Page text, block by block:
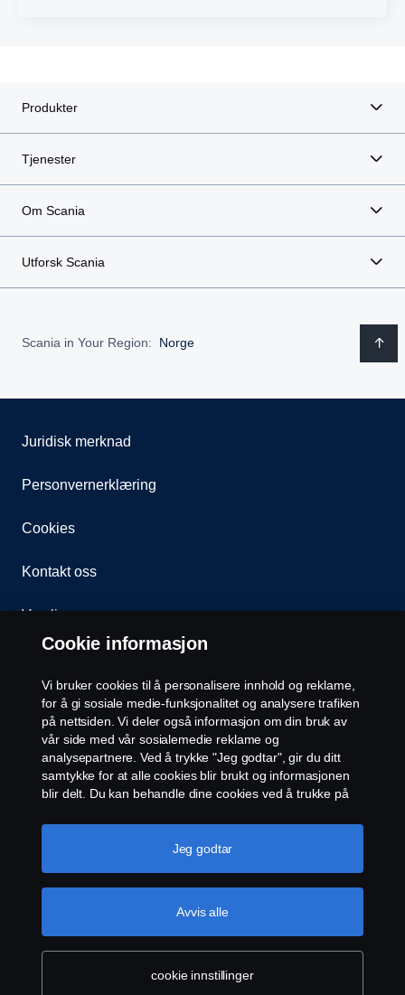
Produkter
Tjenester
Om Scania
Utforsk Scania
Scania in Your Region: Norge
Juridisk merknad
Personvernerklæring
Cookies
Kontakt oss
Varsling
Etiske retningslinjer for leverandører
Cookie-innstillinger
143 Skøyen, 0277 Oslo Telefon: 22 06 45 00 epost:
sno.info@scania.com. Fakturaadresse:
invoice.no@scania.com
Cookie informasjon
Vi bruker cookies til å personalisere innhold og reklame,
for å gi sosiale medie-funksjonalitet og analysere trafiken
på nettsiden. Vi deler også informasjon om din bruk av
vår side med vår sosialemedie reklame og
analysepartnere. Ved å trykke "Jeg godtar", gir du ditt
samtykke for at alle cookies blir brukt og informasjonen
blir delt. Du kan behandle dine cookies ved å trukke på
en mer detaljert forklaring hvordan vi bruker cookies,
vennligst besøk vår cookies-erklæring, som du finner ved
cookie innstillinger
Avvis alle
Jeg godtar